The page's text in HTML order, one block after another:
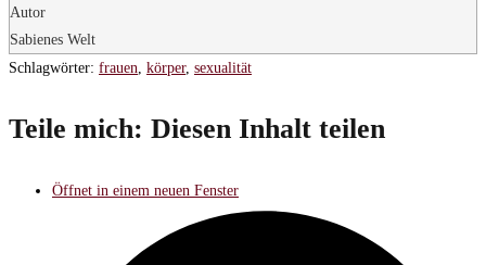
Autor
Sabienes Welt
Schlagwörter: frauen, körper, sexualität
Teile mich: Diesen Inhalt teilen
Öffnet in einem neuen Fenster